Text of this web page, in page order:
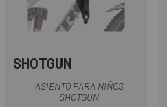
SHOTGUN
ASIENTO PARA NIÑOS
SHOTGUN